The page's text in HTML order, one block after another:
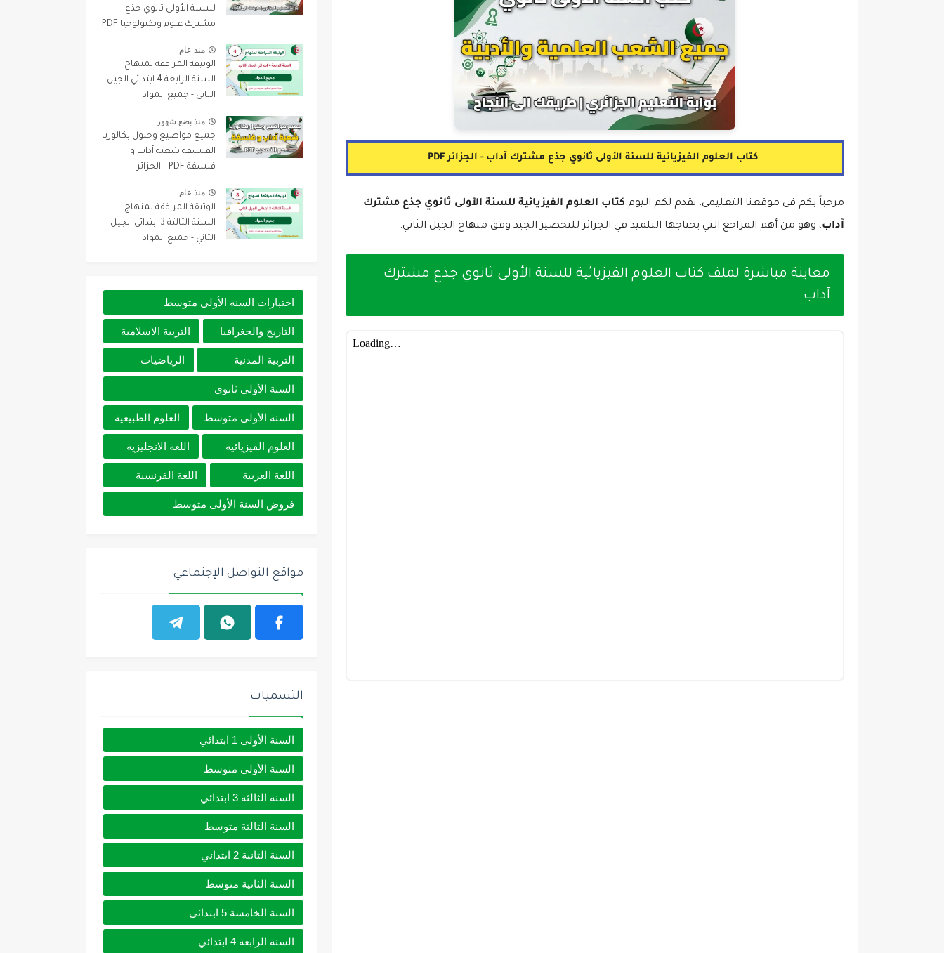
كتاب العلوم الفيزيائية للسنة الأولى ثانوي جذع مشترك آداب - الجزائر PDF
مرحباً بكم في موقعنا التعليمي. نقدم لكم اليوم كتاب العلوم الفيزيائية للسنة الأولى ثانوي جذع مشترك
آداب، وهو من أهم المراجع التي يحتاجها التلميذ في الجزائر للتحضير الجيد وفق منهاج الجيل الثاني.
معاينة مباشرة لملف كتاب العلوم الفيزيائية للسنة الأولى ثانوي جذع مشترك
آداب
للسنة الأولى ثانوي جذع
مشترك علوم وتكنولوجيا PDF
منذ عام
الوثيقة المرافقة لمنهاج
السنة الرابعة 4 ابتدائي الجيل
الثاني - جميع المواد
منذ بضع شهور
جميع مواضيع وحلول بكالوريا
الفلسفة شعبة آداب و
فلسفة PDF – الجزائر
منذ عام
الوثيقة المرافقة لمنهاج
السنة الثالثة 3 ابتدائي الجيل
الثاني - جميع المواد
اختبارات السنة الأولى متوسط
التاريخ والجغرافيا التربية الاسلامية
التربية المدنية الرياضيات
السنة الأولى ثانوي
السنة الأولى متوسط العلوم الطبيعية
العلوم الفيزيائية اللغة الانجليزية
اللغة العربية اللغة الفرنسية
فروض السنة الأولى متوسط
مواقع التواصل الإجتماعي
التسميات
السنة الأولى 1 ابتدائي
السنة الأولى متوسط
السنة الثالثة 3 ابتدائي
السنة الثالثة متوسط
السنة الثانية 2 ابتدائي
السنة الثانية متوسط
السنة الخامسة 5 ابتدائي
السنة الرابعة 4 ابتدائي